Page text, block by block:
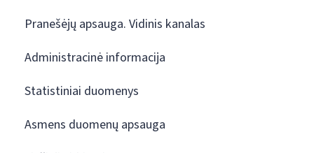
Pranešėjų apsauga. Vidinis kanalas
Administracinė informacija
Statistiniai duomenys
Asmens duomenų apsauga